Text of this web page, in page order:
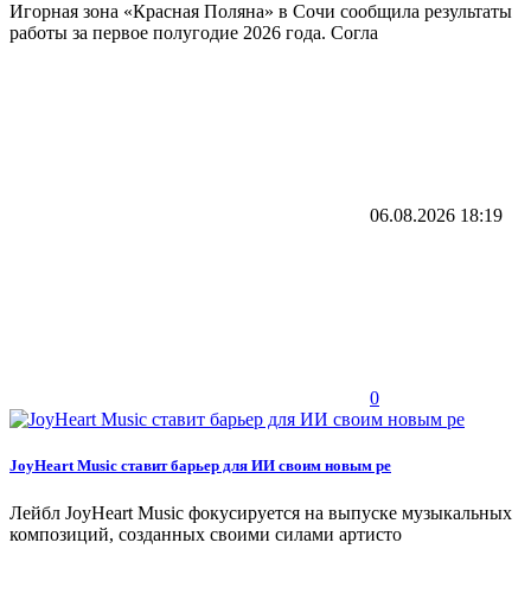
Игорная зона «Красная Поляна» в Сочи сообщила результаты
работы за первое полугодие 2026 года. Согла
06.08.2026 18:19
0
JoyHeart Music ставит барьер для ИИ своим новым ре
Лейбл JoyHeart Music фокусируется на выпуске музыкальных
композиций, созданных своими силами артисто